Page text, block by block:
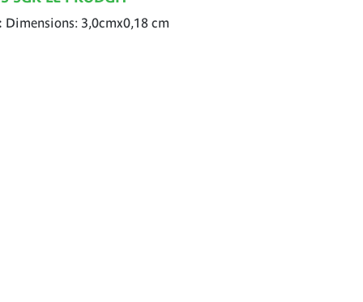
Dimensions: 3,0cmx0,18 cm